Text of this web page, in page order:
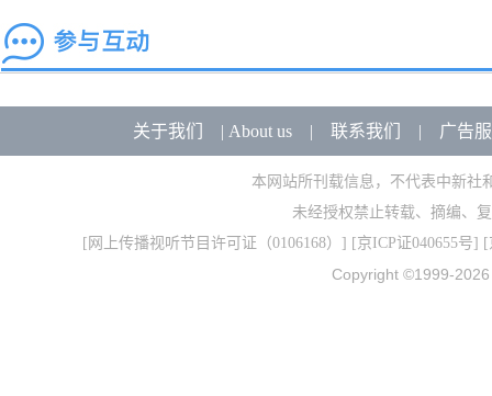
关于我们 | About us| 联系我们 | 广告
本网站所刊载信息，不代表中新社
未经授权禁止转载、摘编、
[ 网上传播视听节目许可证（0106168） ] [京ICP证040655号] [
Copyright ©1999-